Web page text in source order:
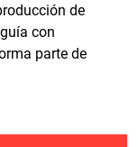
de
con
parte de